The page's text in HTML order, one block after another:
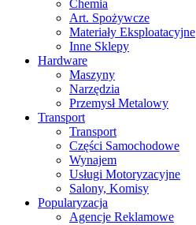
Chemia
Art. Spożywcze
Materiały Eksploatacyjne
Inne Sklepy
Hardware
Maszyny
Narzędzia
Przemysł Metalowy
Transport
Transport
Części Samochodowe
Wynajem
Usługi Motoryzacyjne
Salony, Komisy
Popularyzacja
Agencje Reklamowe